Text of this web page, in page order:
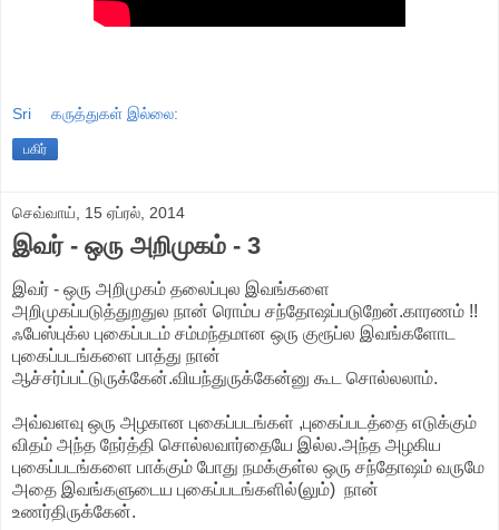
Sri கருத்துகள் இல்லை:
பகிர்
செவ்வாய், 15 ஏப்ரல், 2014
இவர் - ஒரு அறிமுகம் - 3
இவர் - ஒரு அறிமுகம் தலைப்புல இவங்களை
அறிமுகப்படுத்துறதுல நான் ரொம்ப சந்தோஷப்படுறேன்.காரணம் !!
ஃபேஸ்புக்ல புகைப்படம் சம்மந்தமான ஒரு குரூப்ல இவங்களோட
புகைப்படங்களை பாத்து நான்
ஆச்சர்ப்பட்டுருக்கேன்.வியந்துருக்கேன்னு கூட சொல்லலாம்.
அவ்வளவு ஒரு அழகான புகைப்படங்கள் ,புகைப்படத்தை எடுக்கும்
விதம் அந்த நேர்த்தி சொல்லவார்தையே இல்ல.அந்த அழகிய
புகைப்படங்களை பாக்கும் போது நமக்குள்ல ஒரு சந்தோஷம் வருமே
அதை இவங்களுடைய புகைப்படங்களில்(லும்) நான்
உணர்திருக்கேன்.